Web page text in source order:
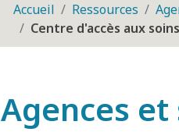
Accueil Ressources
Centre d'accès aux
Agences et